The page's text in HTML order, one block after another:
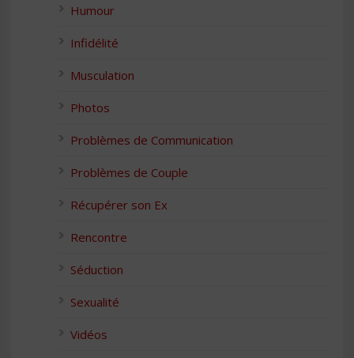
Humour
Infidélité
Musculation
Photos
Problèmes de Communication
Problèmes de Couple
Récupérer son Ex
Rencontre
Séduction
Sexualité
Vidéos